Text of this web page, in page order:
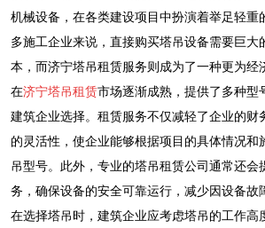
机械设备，在各类建设项目中扮演着举足轻重
多施工企业来说，直接购买塔吊设备需要巨大
本，而济宁塔吊租赁服务则成为了一种更为经
在济宁塔吊租赁市场逐渐成熟，提供了多种型
建筑企业选择。租赁服务不仅减轻了企业的财
的灵活性，使企业能够根据项目的具体情况和
吊型号。此外，专业的塔吊租赁公司通常还会
务，确保设备的安全可靠运行，减少因设备故
在选择塔吊时，建筑企业应考虑塔吊的工作高